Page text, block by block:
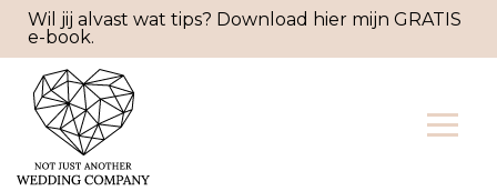
Wil jij alvast wat tips? Download hier mijn GRATIS
e-book.